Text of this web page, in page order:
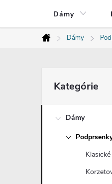
Dámy
Domov
Dámy
o
kategórie
Kategórie
Dámy
Klasické